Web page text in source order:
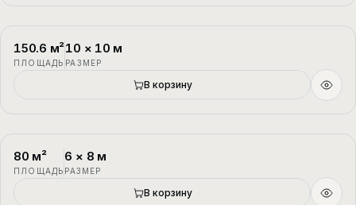
П-3
150.6 м²
ПЛОЩАДЬ
10 × 10 м
РАЗМЕР
В корзину
П-4
80 м²
ПЛОЩАДЬ
6 × 8 м
РАЗМЕР
В корзину